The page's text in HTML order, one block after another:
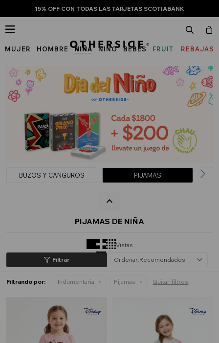
15% OFF CON TODAS LAS TARJETAS SCOTIABANK
MUJER HOMBRE NIÑA NIÑO BEBÉS
FRUIT
THE
LOOM
REBAJAS

BUZOS Y CANGUROS PIJAMAS
PIJAMAS DE NIÑA
Vistas
Recomendados
Filtrando por: Indumentaria Pijamas Quitar filtros